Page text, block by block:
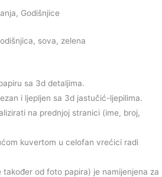
Godišnjice
sova, zelena
sa 3d detaljima.
i ljepljen sa 3d jastučić-ljepilima.
na prednjoj stranici (ime, broj,
kuvertom u celofan vrećici radi
od foto papira) je namijenjena za